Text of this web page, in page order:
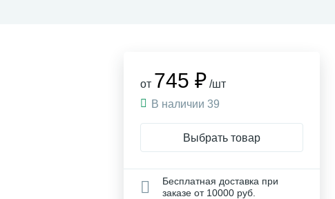
от 745 ₽ /шт
В наличии 39
Выбрать товар
Бесплатная доставка при
заказе от 10000 руб.